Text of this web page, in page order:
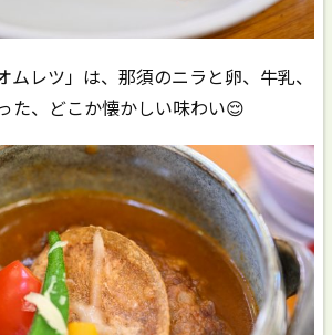
ムレツ」は、那須のニラと卵、牛乳、
た、どこか懐かしい味わい😌